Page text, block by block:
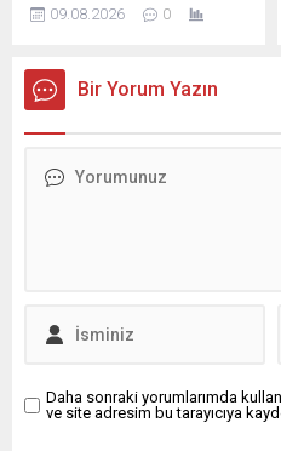
ülke rehberleri kapsamında,
kapsamlı bir rehber
yayımlandı.
09.08.2026 0
Bir Yorum Yazın
Daha sonraki yorumlarımda
ve site adresim bu tarayıcıya